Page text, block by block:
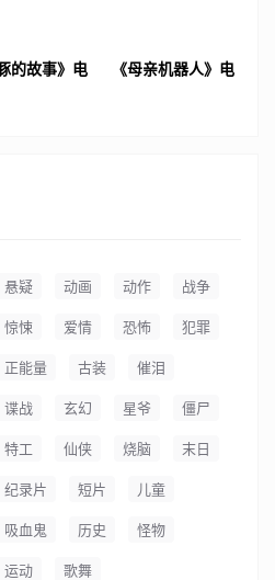
的故事》电
《母亲机器人》电
悬疑 动画 动作 战争
惊悚 爱情 恐怖 犯罪
正能量 古装 催泪
谍战 玄幻 星爷 僵尸
特工 仙侠 烧脑 末日
纪录片 短片 儿童
吸血鬼 历史 怪物
运动 歌舞